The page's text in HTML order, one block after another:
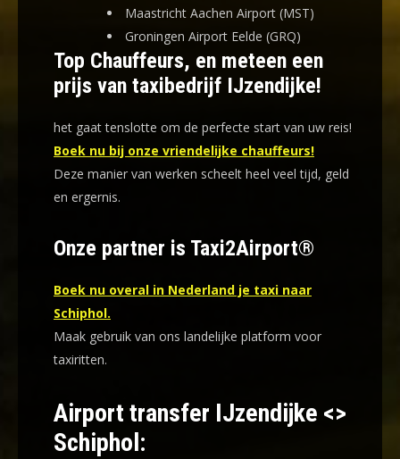
Maastricht Aachen Airport (MST)
Groningen Airport Eelde (GRQ)
Top Chauffeurs, en meteen een
prijs van taxibedrijf IJzendijke!
het gaat tenslotte om de perfecte start van uw reis!
Boek nu bij onze vriendelijke chauffeurs!
Deze manier van werken scheelt heel veel tijd, geld
en ergernis.
Onze partner is Taxi2Airport®
Boek nu overal in Nederland je taxi naar
Schiphol.
Maak gebruik van ons landelijke platform voor
taxiritten.
Airport transfer IJzendijke <>
Schiphol: